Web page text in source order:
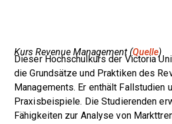
Kurs Revenue Management (Quelle)
Dieser Hochschulkurs der Victoria
die Grundsätze und Praktiken des
Managements. Er enthält Fallstudien
Praxisbeispiele. Die Studierenden
Fähigkeiten zur Analyse von